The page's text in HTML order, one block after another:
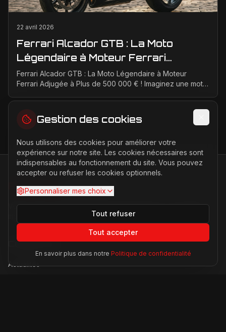
22 avril 2026
Ferrari Alcador GTB : La Moto
Légendaire à Moteur Ferrari
Adjugée à Plus de 500 000 € !
Ferrari Alcador GTB : La Moto Légendaire à Moteur
Ferrari Adjugée à Plus de 500 000 € ! Imaginez une moto
FERRARI PASSION
Votre source d'actualités sur l'univers Ferrari. F1, nouveaux
modèles, histoire légendaire.
Catégories
Actualités
Gestion des cookies
Nous utilisons des cookies pour améliorer votre
expérience sur notre site. Les cookies nécessaires sont
indispensables au fonctionnement du site. Vous pouvez
accepter ou refuser les cookies optionnels.
Personnaliser mes choix
Tout refuser
Tout accepter
En savoir plus dans notre Politique de confidentialité